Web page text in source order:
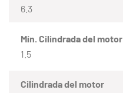
6.3
Mín. Cilindrada del motor
1.5
Cilindrada del motor